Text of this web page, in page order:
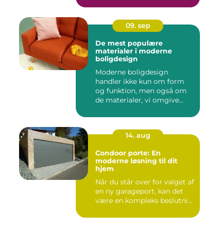
09. sep
De mest populære
materialer i moderne
boligdesign
Moderne boligdesign
handler ikke kun om form
og funktion, men også om
de materialer, vi omgive...
14. aug
Condoor porte: En
moderne løsning til dit
hjem
Når du står over for valget af
en ny garageport, kan det
være en kompleks beslutni...